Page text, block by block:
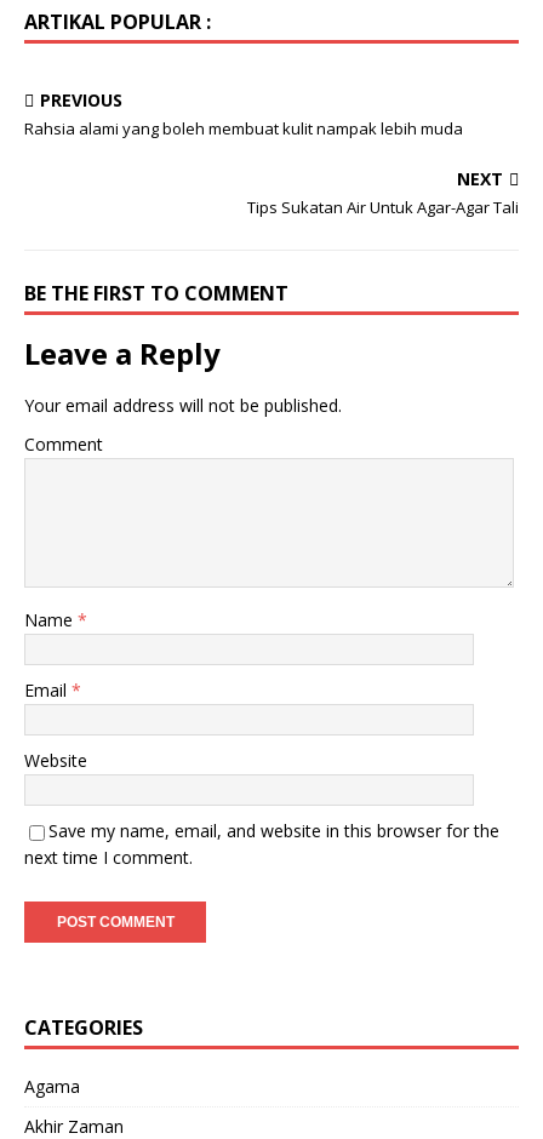
ARTIKAL POPULAR :
PREVIOUS
Rahsia alami yang boleh membuat kulit nampak lebih muda
NEXT
Tips Sukatan Air Untuk Agar-Agar Tali
BE THE FIRST TO COMMENT
Leave a Reply
Your email address will not be published.
Comment
Name *
Email *
Website
Save my name, email, and website in this browser for the
next time I comment.
CATEGORIES
Agama
Akhir Zaman